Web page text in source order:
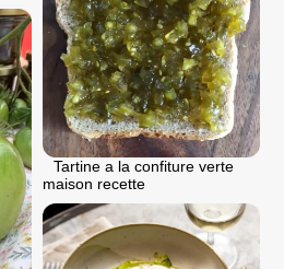
Tartine a la confiture verte
maison recette